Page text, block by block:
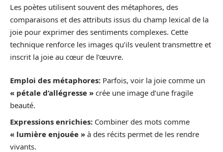
Les poètes utilisent souvent des métaphores, des
comparaisons et des attributs issus du champ lexical de la
joie pour exprimer des sentiments complexes. Cette
technique renforce les images qu’ils veulent transmettre et
inscrit la joie au cœur de l’œuvre.
Emploi des métaphores: Parfois, voir la joie comme un
« pétale d’allégresse » crée une image d’une fragile
beauté.
Expressions enrichies: Combiner des mots comme
« lumière enjouée » à des récits permet de les rendre
vivants.